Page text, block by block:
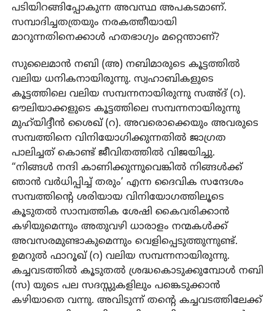
പടിയിറങ്ങിപ്പോകുന്ന അവസ്ഥ അപകടമാണ്.
സമ്പാദിച്ചതത്രയും നരകത്തീയായി
മാറുന്നതിനെക്കാൾ ഹതഭാഗ്യം മറ്റെന്താണ്?
സുലൈമാന്‍ നബി (അ) നബിമാരുടെ കൂട്ടത്തില്‍
വലിയ ധനികനായിരുന്നു. സ്വഹാബികളുടെ
കൂട്ടത്തിലെ വലിയ സമ്പന്നനായിരുന്നു സഅ്ദ് (റ).
ഔലിയാക്കളുടെ കൂട്ടത്തിലെ സമ്പന്നനായിരുന്നു
മുഹ്‌യിദ്ദീന്‍ ശൈഖ് (റ). അവരൊക്കെയും അവരുടെ
സമ്പത്തിനെ വിനിയോഗിക്കുന്നതിൽ ജാഗ്രത
പാലിച്ചത് കൊണ്ട് ജീവിതത്തിൽ വിജയിച്ചു.
“നിങ്ങള്‍ നന്ദി കാണിക്കുന്നുവെങ്കില്‍ നിങ്ങള്‍ക്ക്
ഞാന്‍ വര്‍ധിപ്പിച്ച് തരും’ എന്ന ദൈവിക സന്ദേശം
സമ്പത്തിന്റെ ശരിയായ വിനിയോഗത്തിലൂടെ
കൂടുതൽ സാമ്പത്തിക ശേഷി കൈവരിക്കാൻ
കഴിയുമെന്നും അതുവഴി ധാരാളം നന്മകൾക്ക്
അവസരമുണ്ടാകുമെന്നും വെളിപ്പെടുത്തുന്നുണ്ട്.
ഉമറുല്‍ ഫാറൂഖ് (റ) വലിയ സമ്പന്നനായിരുന്നു.
കച്ചവടത്തിൽ കൂടുതൽ ശ്രദ്ധകൊടുക്കുമ്പോള്‍ നബി
(സ) യുടെ പല സദസ്സുകളിലും പങ്കെടുക്കാന്‍
കഴിയാതെ വന്നു. അവിടുന്ന് തന്റെ കച്ചവടത്തിലേക്ക്